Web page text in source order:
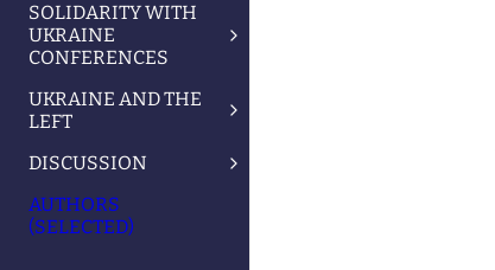
SOLIDARITY WITH
UKRAINE
CONFERENCES
UKRAINE AND THE
LEFT
DISCUSSION
AUTHORS
(SELECTED)